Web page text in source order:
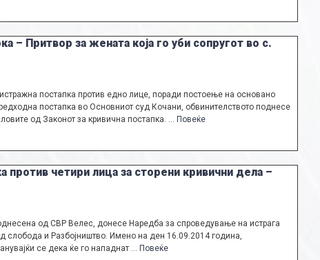
– Притвор за жената која го уби сопругот во с.
постапка против едно лице, поради постоење на основано
постапка во Основниот суд Кочани, обвинителството поднесе
од Законот за кривична постапка. … Повеќе
против четири лица за сторени кривични дела –
од СВР Велес, донесе Наредба за спроведување на истрага
и Разбојништво. Имено на ден 16.09.2014 година,
се дека ќе го нападнат … Повеќе